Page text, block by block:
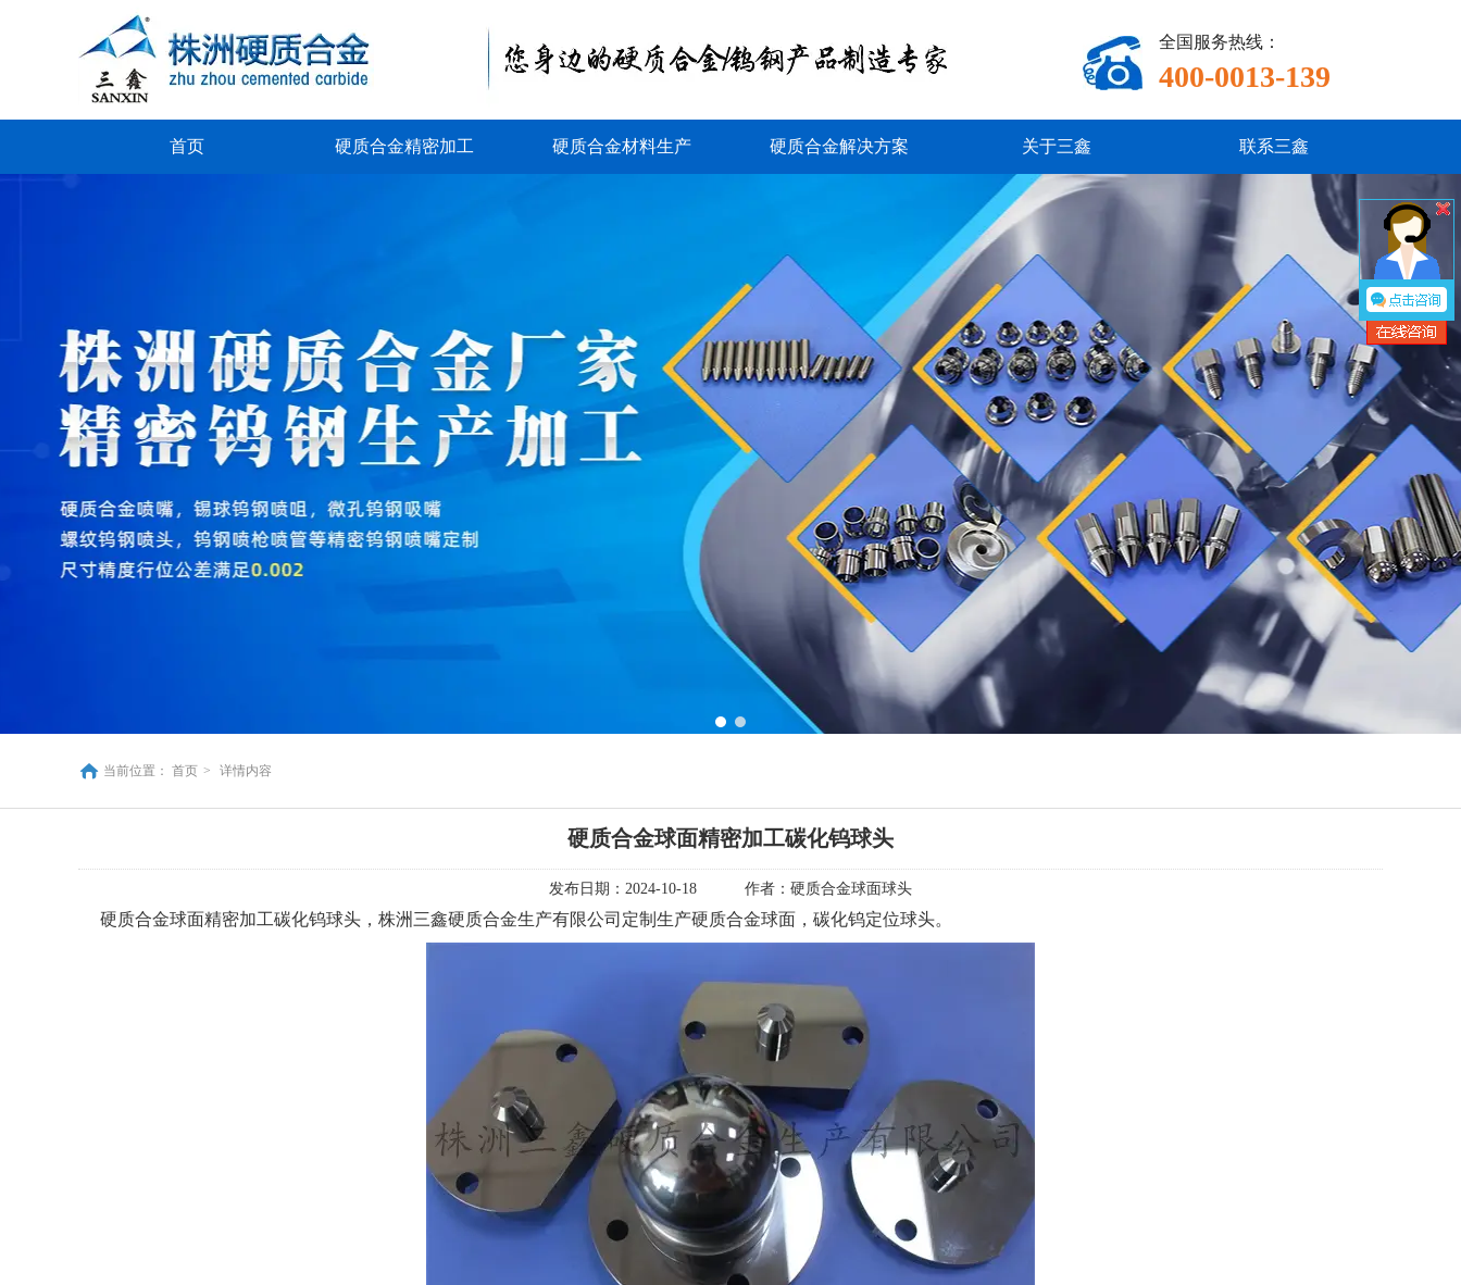
全国服务热线：
400-0013-139
首页 硬质合金精密加工 硬质合金材料生产 硬质合金解决方案 关于三鑫 联系三鑫
当前位置： 首页 > 详情内容
硬质合金球面精密加工碳化钨球头
发布日期： 2024-10-18 作者： 硬质合金球面球头
硬质合金球面精密加工碳化钨球头，株洲三鑫硬质合金生产有限公司定制生产硬质合金球面，碳化钨定位球头。